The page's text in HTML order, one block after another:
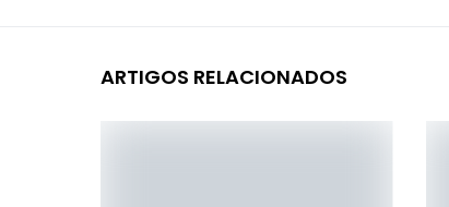
ARTIGOS RELACIONADOS